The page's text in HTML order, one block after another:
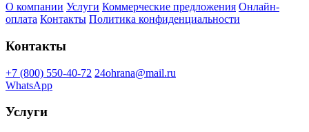
О компании Услуги Коммерческие предложения Онлайн-
оплата Контакты Политика конфиденциальности
Контакты
+7 (800) 550-40-72 24ohrana@mail.ru
WhatsApp
Услуги